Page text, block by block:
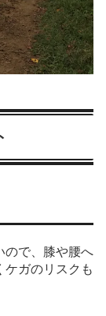
ので、膝や腰へ
ケガのリスクも